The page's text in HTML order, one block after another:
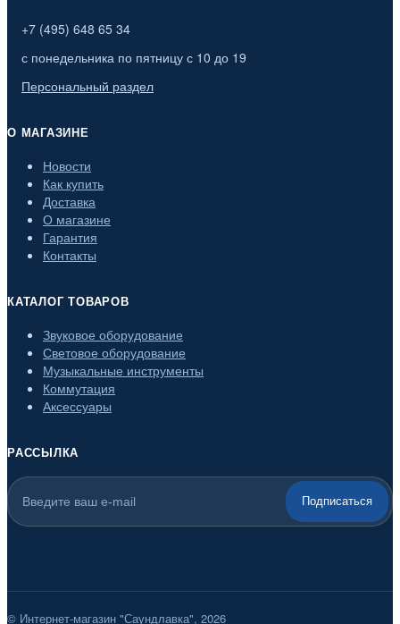
+7 (495) 648 65 34
с понедельника по пятницу с 10 до 19
Персональный раздел
О МАГАЗИНЕ
Новости
Как купить
Доставка
О магазине
Гарантия
Контакты
КАТАЛОГ ТОВАРОВ
Звуковое оборудование
Световое оборудование
Музыкальные инструменты
Коммутация
Аксессуары
РАССЫЛКА
Подписаться
© Интернет-магазин "Саундлавка", 2026